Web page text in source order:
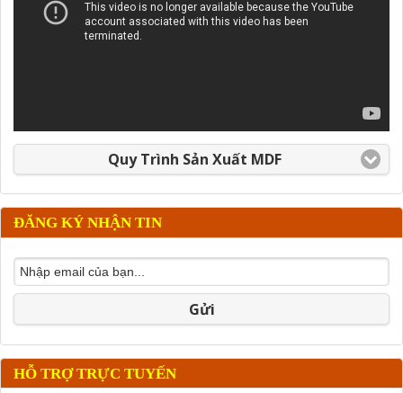
Quy Trình Sản Xuất MDF
ĐĂNG KÝ NHẬN TIN
Gửi
HỖ TRỢ TRỰC TUYẾN